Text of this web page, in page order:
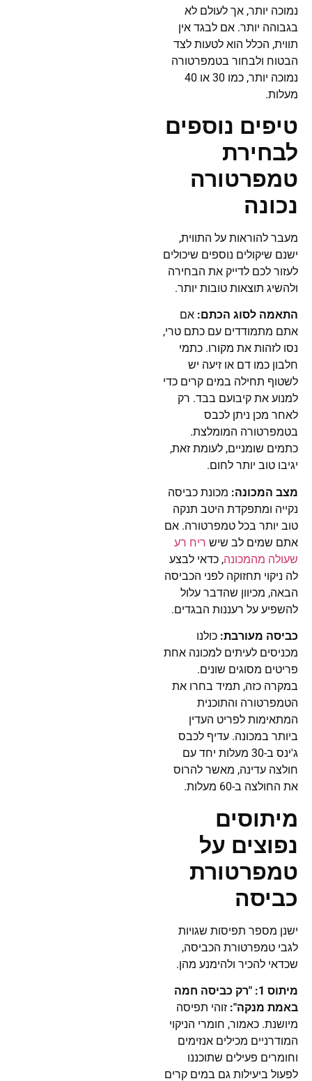
נמוכה יותר, אך לעולם לא
בגבוהה יותר. אם לבגד אין
תווית, הכלל הוא לטעות לצד
הבטוח ולבחור בטמפרטורה
נמוכה יותר, כמו 30 או 40
מעלות.
טיפים נוספים
לבחירת
טמפרטורה
נכונה
מעבר להוראות על התווית,
ישנם שיקולים נוספים שיכולים
לעזור לכם לדייק את הבחירה
ולהשיג תוצאות טובות יותר.
התאמה לסוג הכתם: אם
אתם מתמודדים עם כתם טרי,
נסו לזהות את מקורו. כתמי
חלבון כמו דם או זיעה יש
לשטוף תחילה במים קרים כדי
למנוע את קיבועם בבד. רק
לאחר מכן ניתן לכבס
בטמפרטורה המומלצת.
כתמים שומניים, לעומת זאת,
יגיבו טוב יותר לחום.
מצב המכונה: מכונת כביסה
נקייה ומתפקדת היטב תנקה
טוב יותר בכל טמפרטורה. אם
אתם שמים לב שיש ריח רע
שעולה מהמכונה, כדאי לבצע
לה ניקוי תחזוקה לפני הכביסה
הבאה, מכיוון שהדבר עלול
להשפיע על רעננות הבגדים.
כביסה מעורבת: כולנו
מכניסים לעיתים למכונה אחת
פריטים מסוגים שונים.
במקרה כזה, תמיד בחרו את
הטמפרטורה והתוכנית
המתאימות לפריט העדין
ביותר במכונה. עדיף לכבס
ג'ינס ב-30 מעלות יחד עם
חולצה עדינה, מאשר להרוס
את החולצה ב-60 מעלות.
מיתוסים
נפוצים על
טמפרטורת
כביסה
ישנן מספר תפיסות שגויות
לגבי טמפרטורת הכביסה,
שכדאי להכיר ולהימנע מהן.
מיתוס 1: "רק כביסה חמה
באמת מנקה": זוהי תפיסה
מיושנת. כאמור, חומרי הניקוי
המודרניים מכילים אנזימים
וחומרים פעילים שתוכננו
לפעול ביעילות גם במים קרים